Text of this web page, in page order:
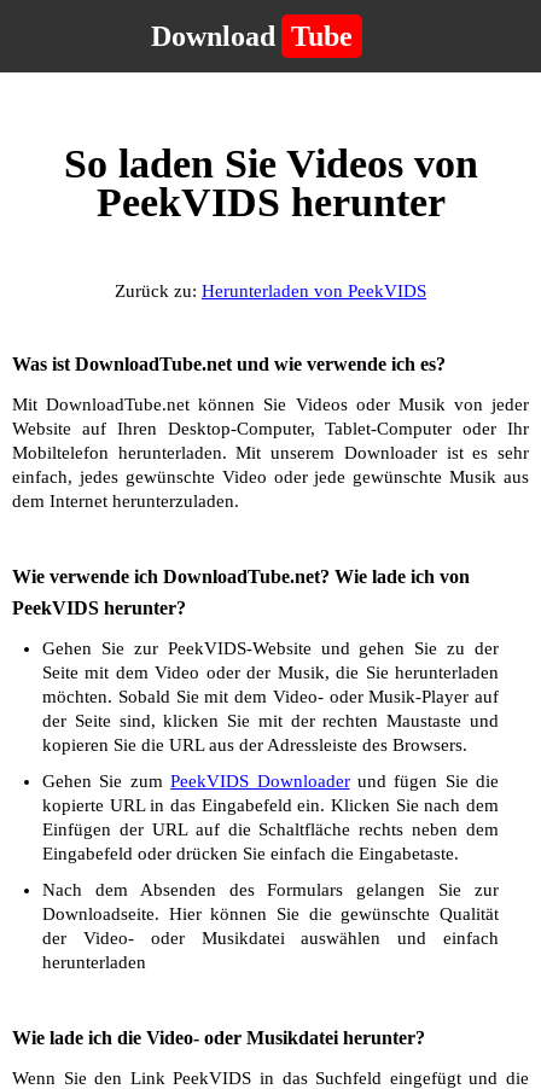
Download Tube
So laden Sie Videos von
PeekVIDS herunter
Zurück zu: Herunterladen von PeekVIDS
Was ist DownloadTube.net und wie verwende ich es?
Mit DownloadTube.net können Sie Videos oder Musik von jeder
Website auf Ihren Desktop-Computer, Tablet-Computer oder Ihr
Mobiltelefon herunterladen. Mit unserem Downloader ist es sehr
einfach, jedes gewünschte Video oder jede gewünschte Musik aus
dem Internet herunterzuladen.
Wie verwende ich DownloadTube.net? Wie lade ich von
PeekVIDS herunter?
Gehen Sie zur PeekVIDS-Website und gehen Sie zu der
Seite mit dem Video oder der Musik, die Sie herunterladen
möchten. Sobald Sie mit dem Video- oder Musik-Player auf
der Seite sind, klicken Sie mit der rechten Maustaste und
kopieren Sie die URL aus der Adressleiste des Browsers.
Gehen Sie zumPeekVIDS Downloaderund fügen Sie die
kopierte URL in das Eingabefeld ein. Klicken Sie nach dem
Einfügen der URL auf die Schaltfläche rechts neben dem
Eingabefeld oder drücken Sie einfach die Eingabetaste.
Nach dem Absenden des Formulars gelangen Sie zur
Downloadseite. Hier können Sie die gewünschte Qualität
der Video- oder Musikdatei auswählen und einfach
herunterladen
Wie lade ich die Video- oder Musikdatei herunter?
Wenn Sie den Link PeekVIDS in das Suchfeld eingefügt und die